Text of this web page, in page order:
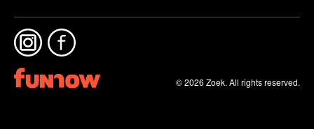
© 2026 Zoek. All rights reserved.